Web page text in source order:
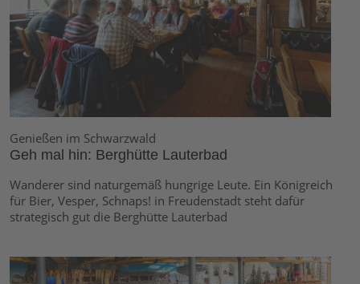
Genießen im Schwarzwald
Geh mal hin: Berghütte Lauterbad
Wanderer sind naturgemäß hungrige Leute. Ein Königreich
für Bier, Vesper, Schnaps! in Freudenstadt steht dafür
strategisch gut die Berghütte Lauterbad